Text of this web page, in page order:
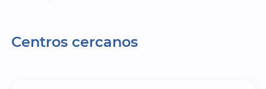
Centros cercanos